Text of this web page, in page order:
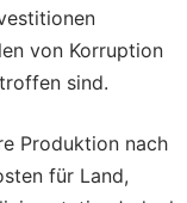
von Korruption
sind.
Produktion nach
für Land,